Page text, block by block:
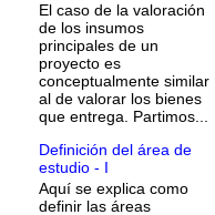
El caso de la valoración
de los insumos
principales de un
proyecto es
conceptualmente similar
al de valorar los bienes
que entrega. Partimos...
Definición del área de
estudio - I
Aquí se explica como
definir las áreas